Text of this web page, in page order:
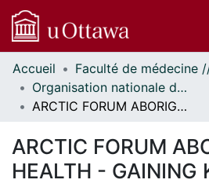
Communautés
et collections
Parcourir
À propos
Accueil
Organisation nationale de la santé autochtone // National Aboriginal Health Organization
ARCTIC FORUM ABORIGINAL HEALTH - GAINING KNOWLEDGE
ARCTIC FORUM
HEALTH - GAINING